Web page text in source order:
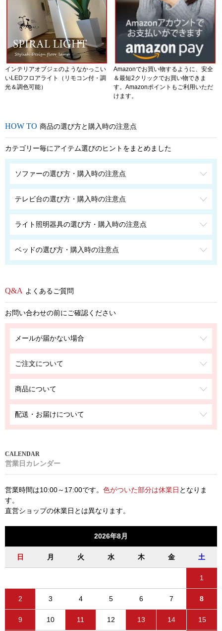
インテリアオブジェのようなかっこい
いLEDフロアライト（リモコン付・調
光＆調色可能）
Amazonでお買い物するように、安全
＆最短2クリックでお買い物できま
す。Amazonポイントもご利用いただ
けます。
商品の選び方と購入時の注意点
カテゴリー毎にアイテム選びのヒントをまとめました
ソファーの選び方・購入時の注意点
テレビ台の選び方・購入時の注意点
ライト照明器具の選び方・購入時の注意点
ベッドの選び方・購入時の注意点
よくあるご質問
お問い合わせの前にご確認ください
メールが届かない場合
ご注文について
商品について
配送・お届けについて
営業日カレンダー
営業時間は10:00～17:00です。 色がついた部分は休業日 となりま
す。
直営ショップの休業日とは異なります。
2026年8月
日 月 火 水 木 金 土
1
2 3 4 5 6 7 8
9 10 11 12 13 14 15